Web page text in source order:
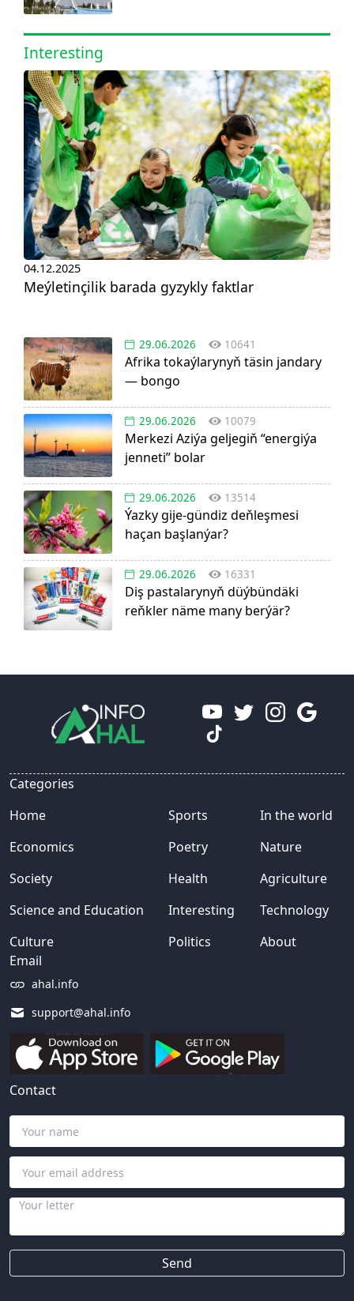
Interesting
04.12.2025
Meýletinçilik barada gyzykly faktlar
29.06.2026 10641
Afrika tokaýlarynyň täsin jandary
— bongo
29.06.2026 10079
Merkezi Aziýa geljegiň “energiýa
jenneti” bolar
29.06.2026 13514
Ýazky gije-gündiz deňleşmesi
haçan başlanýar?
29.06.2026 16331
Diş pastalarynyň düýbündäki
reňkler näme many berýär?
Email
ahal.info
support@ahal.info
Categories
Home
Economics
Society
Science and Education
Culture
Sports
Poetry
Health
Interesting
Politics
In the world
Nature
Agriculture
Technology
About
Contact
Send